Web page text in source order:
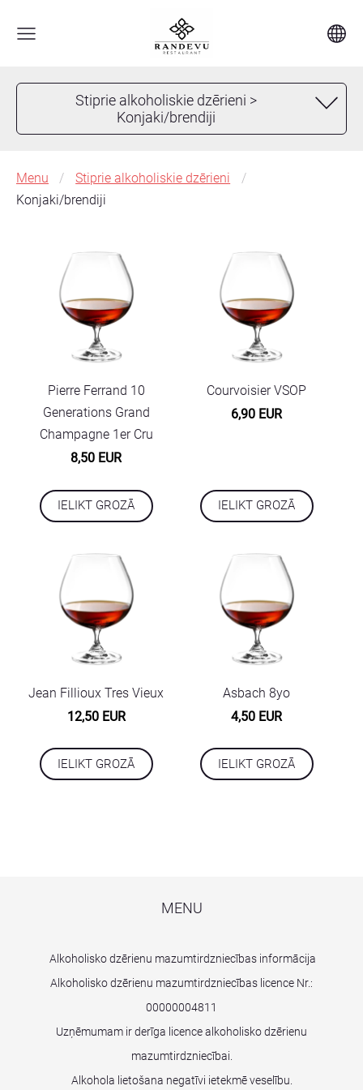
Stiprie alkoholiskie dzērieni >
Konjaki/brendiji
Menu
Stiprie alkoholiskie dzērieni
Konjaki/brendiji
Pierre Ferrand 10
Generations Grand
Champagne 1er Cru
8,50 EUR
IELIKT GROZĀ
Courvoisier VSOP
6,90 EUR
IELIKT GROZĀ
Jean Fillioux Tres Vieux
12,50 EUR
IELIKT GROZĀ
Asbach 8yo
4,50 EUR
IELIKT GROZĀ
MENU
Alkoholisko dzērienu mazumtirdzniecības informācija
Alkoholisko dzērienu mazumtirdzniecības licence Nr.:
00000004811
Uzņēmumam ir derīga licence alkoholisko dzērienu
mazumtirdzniecībai.
Alkohola lietošana negatīvi ietekmē veselību.